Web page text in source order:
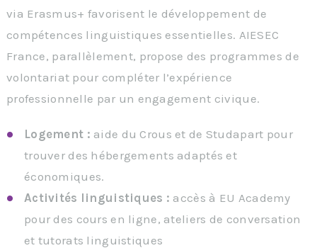
via Erasmus+ favorisent le développement de
compétences linguistiques essentielles. AIESEC
France, parallèlement, propose des programmes de
volontariat pour compléter l’expérience
professionnelle par un engagement civique.
Logement : aide du Crous et de Studapart pour
trouver des hébergements adaptés et
économiques.
Activités linguistiques : accès à EU Academy
pour des cours en ligne, ateliers de conversation
et tutorats linguistiques